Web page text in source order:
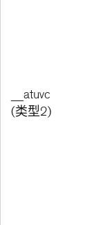
__atuvc
(类型2)